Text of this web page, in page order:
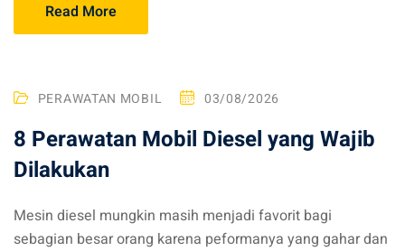
Read More
PERAWATAN MOBIL 03/08/2026
8 Perawatan Mobil Diesel yang Wajib
Dilakukan
Mesin diesel mungkin masih menjadi favorit bagi
sebagian besar orang karena peformanya yang gahar dan